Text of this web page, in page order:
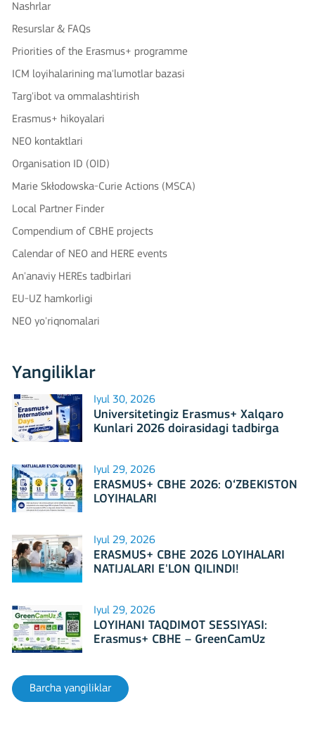
Nashrlar
Resurslar & FAQs
Priorities of the Erasmus+ programme
ICM loyihalarining ma'lumotlar bazasi
Targ'ibot va ommalashtirish
Erasmus+ hikoyalari
NEO kontaktlari
Organisation ID (OID)
Marie Skłodowska-Curie Actions (MSCA)
Local Partner Finder
Compendium of CBHE projects
Calendar of NEO and HERE events
An'anaviy HEREs tadbirlari
EU-UZ hamkorligi
NEO yo'riqnomalari
Yangiliklar
Iyul 30, 2026
Universitetingiz Erasmus+ Xalqaro
Kunlari 2026 doirasidagi tadbirga
Iyul 29, 2026
ERASMUS+ CBHE 2026: O‘ZBEKISTON
LOYIHALARI
Iyul 29, 2026
ERASMUS+ CBHE 2026 LOYIHALARI
NATIJALARI E'LON QILINDI!
Iyul 29, 2026
LOYIHANI TAQDIMOT SESSIYASI:
Erasmus+ CBHE – GreenCamUz
Barcha yangiliklar